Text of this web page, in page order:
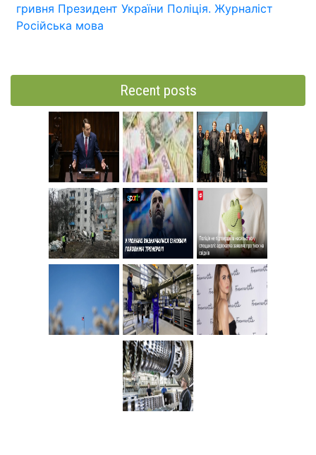
гривня Президент України Поліція. Журналіст
Російська мова
Recent posts